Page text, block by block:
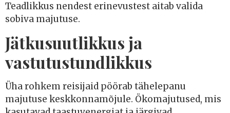
Teadlikkus nendest erinevustest aitab valida
sobiva majutuse.
Jätkusuutlikkus ja
vastutustundlikkus
Üha rohkem reisijaid pöörab tähelepanu
majutuse keskkonnamõjule. Ökomajutused, mis